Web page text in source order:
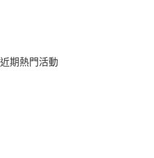
近期熱門活動